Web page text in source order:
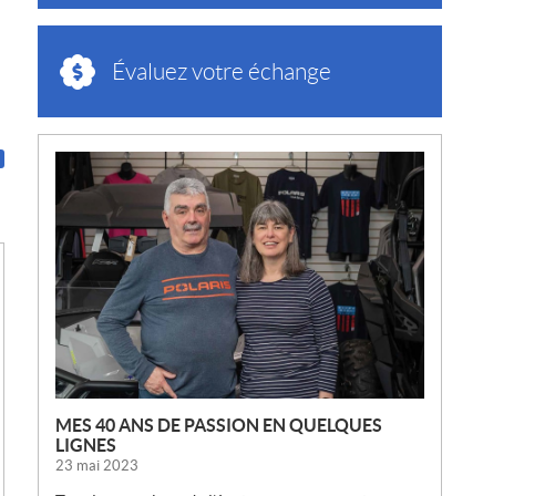
Évaluez votre échange
N
O
U
V
E
L
L
E
S
MES 40 ANS DE PASSION EN QUELQUES
LIGNES
23 mai 2023